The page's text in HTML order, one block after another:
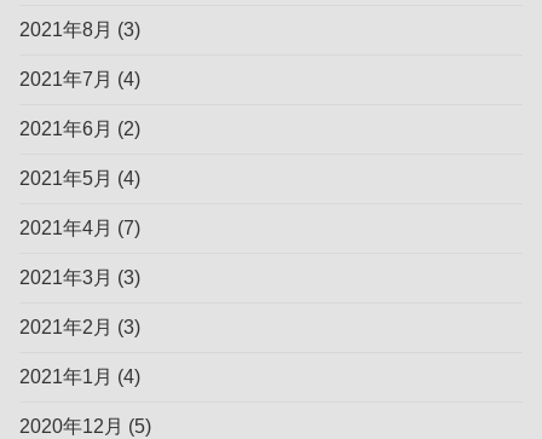
2021年8月 (3)
2021年7月 (4)
2021年6月 (2)
2021年5月 (4)
2021年4月 (7)
2021年3月 (3)
2021年2月 (3)
2021年1月 (4)
2020年12月 (5)